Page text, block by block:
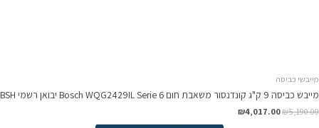
מייבשי כביסה
מייבש כביסה 9 ק"ג קונדנסור משאבת חום Bosch WQG2429IL Serie 6 יבואן רשמי BSH
₪5,190.00
₪4,017.00